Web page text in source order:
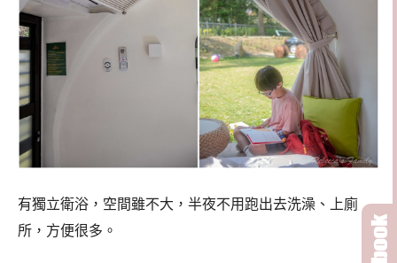
有獨立衛浴，空間雖不大，半夜不用跑出去洗澡、上廁
所，方便很多。